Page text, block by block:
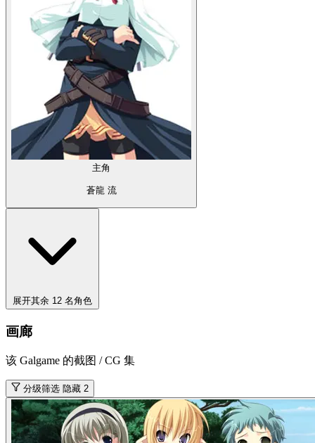
主角
蒼龍 流
展开其余 12 名角色
画廊
该 Galgame 的截图 / CG 集
分级筛选隐藏 2